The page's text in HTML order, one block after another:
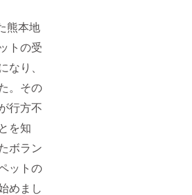
熊本地
トの受
り、
。その
行方不
を知
ボラン
ットの
めまし